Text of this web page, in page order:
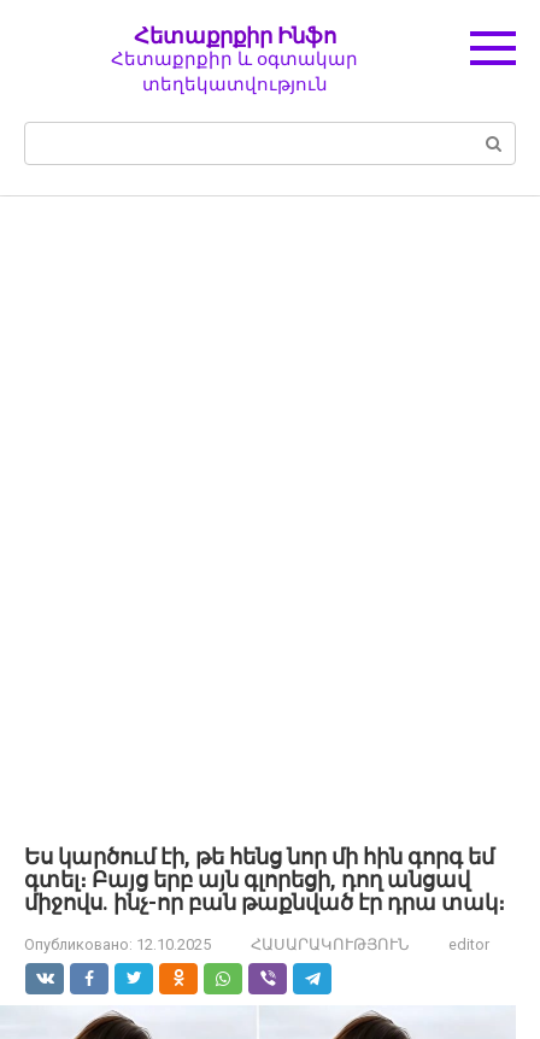
Հետաքրքիր Ինֆո
Հետաքրքիր և օգտակար
տեղեկատվություն
Ես կարծում էի, թե հենց նոր մի հին գորգ եմ
գտել։ Բայց երբ այն գլորեցի, դող անցավ
միջովս. ինչ-որ բան թաքնված էր դրա տակ։
Опубликовано: 12.10.2025 ՀԱՍԱՐԱԿՈՒԹՅՈՒՆ editor